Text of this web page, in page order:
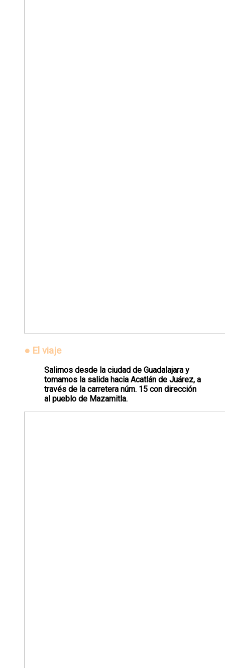
● El viaje
Salimos desde la ciudad de Guadalajara y
tomamos la salida hacia Acatlán de Juárez, a
través de la carretera núm. 15 con dirección
al pueblo de Mazamitla.